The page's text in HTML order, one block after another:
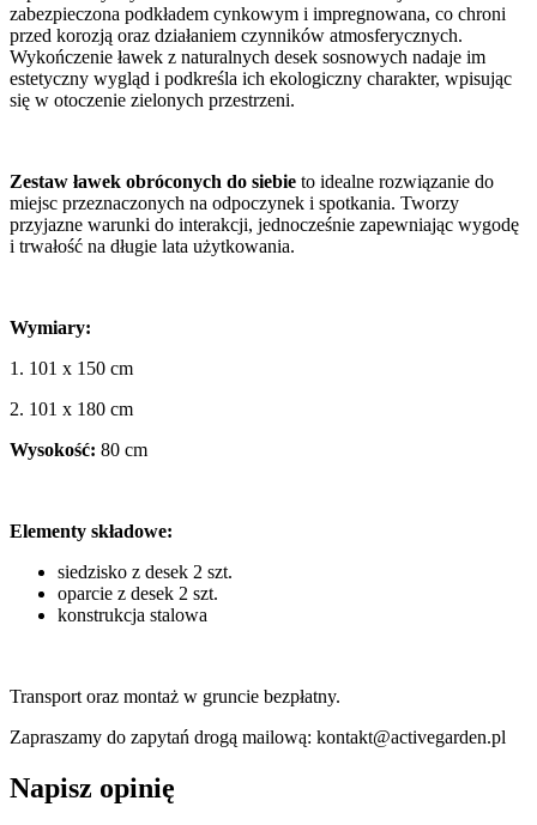
zabezpieczona podkładem cynkowym i impregnowana, co chroni
przed korozją oraz działaniem czynników atmosferycznych.
Wykończenie ławek z naturalnych desek sosnowych nadaje im
estetyczny wygląd i podkreśla ich ekologiczny charakter, wpisując
się w otoczenie zielonych przestrzeni.
Zestaw ławek obróconych do siebie to idealne rozwiązanie do
miejsc przeznaczonych na odpoczynek i spotkania. Tworzy
przyjazne warunki do interakcji, jednocześnie zapewniając wygodę
i trwałość na długie lata użytkowania.
Wymiary:
1. 101 x 150 cm
2. 101 x 180 cm
Wysokość: 80 cm
Elementy składowe:
siedzisko z desek 2 szt.
oparcie z desek 2 szt.
konstrukcja stalowa
Transport oraz montaż w gruncie bezpłatny.
Zapraszamy do zapytań drogą mailową: kontakt@activegarden.pl
Napisz opinię